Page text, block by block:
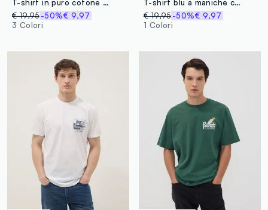
T-shirt in puro cotone beige regular fit con tasca
€ 19,95-50%€ 9,97
3 Colori
T-shirt blu a maniche corte in puro cotone regular fit
€ 19,95 -50%€ 9,97
1 Colori